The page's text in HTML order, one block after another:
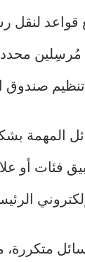
لنقل
مُرسِلين
صندوق
المهمة
فئات أو